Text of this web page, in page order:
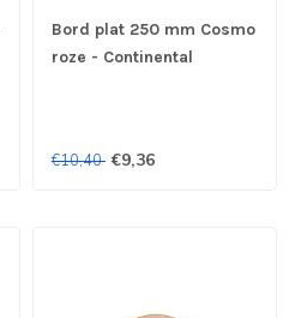
Bord plat 250 mm Cosmo
roze - Continental
€10,40 €9,36